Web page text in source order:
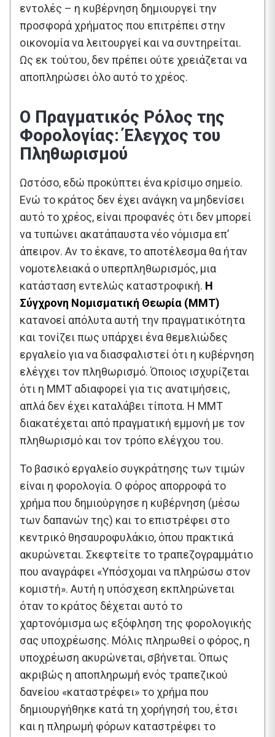
εντολές – η κυβέρνηση δημιουργεί την
προσφορά χρήματος που επιτρέπει στην
οικονομία να λειτουργεί και να συντηρείται.
Ως εκ τούτου, δεν πρέπει ούτε χρειάζεται να
αποπληρώσει όλο αυτό το χρέος.
Ο Πραγματικός Ρόλος της
Φορολογίας: Έλεγχος του
Πληθωρισμού
Ωστόσο, εδώ προκύπτει ένα κρίσιμο σημείο.
Ενώ το κράτος δεν έχει ανάγκη να μηδενίσει
αυτό το χρέος, είναι προφανές ότι δεν μπορεί
να τυπώνει ακατάπαυστα νέο νόμισμα επ’
άπειρον. Αν το έκανε, το αποτέλεσμα θα ήταν
νομοτελειακά ο υπερπληθωρισμός, μια
κατάσταση εντελώς καταστροφική. Η
Σύγχρονη Νομισματική Θεωρία (MMT)
κατανοεί απόλυτα αυτή την πραγματικότητα
και τονίζει πως υπάρχει ένα θεμελιώδες
εργαλείο για να διασφαλιστεί ότι η κυβέρνηση
ελέγχει τον πληθωρισμό. Όποιος ισχυρίζεται
ότι η MMT αδιαφορεί για τις ανατιμήσεις,
απλά δεν έχει καταλάβει τίποτα. Η MMT
διακατέχεται από πραγματική εμμονή με τον
πληθωρισμό και τον τρόπο ελέγχου του.
Το βασικό εργαλείο συγκράτησης των τιμών
είναι η φορολογία. Ο φόρος απορροφά το
χρήμα που δημιούργησε η κυβέρνηση (μέσω
των δαπανών της) και το επιστρέφει στο
κεντρικό θησαυροφυλάκιο, όπου πρακτικά
ακυρώνεται. Σκεφτείτε το τραπεζογραμμάτιο
που αναγράφει «Υπόσχομαι να πληρώσω στον
κομιστή». Αυτή η υπόσχεση εκπληρώνεται
όταν το κράτος δέχεται αυτό το
χαρτονόμισμα ως εξόφληση της φορολογικής
σας υποχρέωσης. Μόλις πληρωθεί ο φόρος, η
υποχρέωση ακυρώνεται, σβήνεται. Όπως
ακριβώς η αποπληρωμή ενός τραπεζικού
δανείου «καταστρέφει» το χρήμα που
δημιουργήθηκε κατά τη χορήγησή του, έτσι
και η πληρωμή φόρων καταστρέφει το